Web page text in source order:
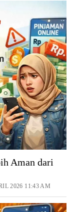
Aman dari
2026 11:43 AM